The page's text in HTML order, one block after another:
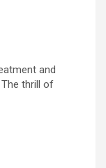
and
The thrill of